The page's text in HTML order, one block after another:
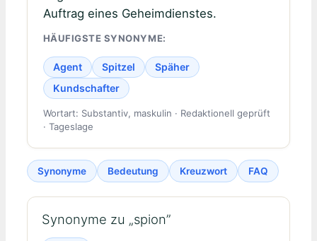
Auftrag eines Geheimdienstes.
HÄUFIGSTE SYNONYME:
Agent Spitzel
Späher
Kundschafter
Wortart: Substantiv, maskulin · Redaktionell geprüft
· Tageslage
Synonyme Bedeutung Kreuzwort FAQ
Synonyme zu „spion”